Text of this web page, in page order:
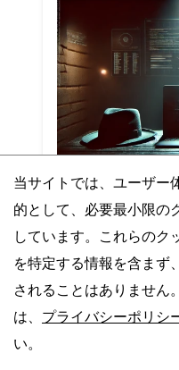
多くの企業がSEO（
技、いわゆるブラッ
ことがありますが、
て得策とは言えませ
小さな会社の
当サイトでは、ユーザー
的として、必要最小限の
しています。これらのク
を特定する情報を含まず
されることはありません
は、 プライバシーポリシ
い。